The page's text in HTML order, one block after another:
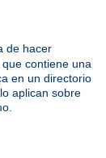
de hacer
contiene una
en un directorio
aplican sobre